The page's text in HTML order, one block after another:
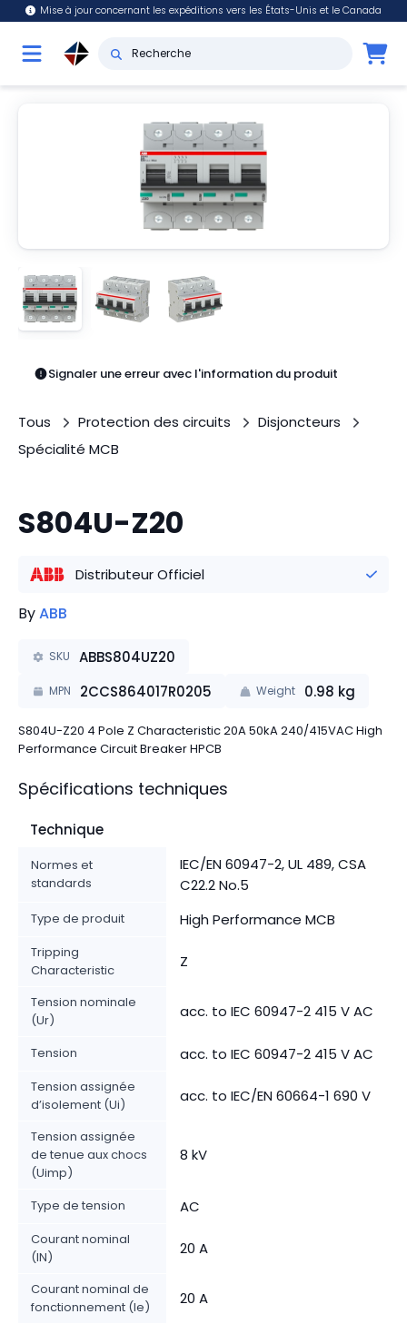
Mise à jour concernant les expéditions vers les États-Unis et le Canada
Signaler une erreur avec l'information du produit
Tous Protection des circuits
Disjoncteurs
Spécialité MCB
S804U-Z20
Distributeur Officiel
ByABB
SKU ABBS804UZ20
MPN 2CCS864017R0205 Weight 0.98 kg
S804U-Z20 4 Pole Z Characteristic 20A 50kA 240/415VAC High
Performance Circuit Breaker HPCB
Spécifications techniques
Technique
Normes et
standards
IEC/EN 60947-2, UL 489, CSA
C22.2 No.5
Type de produit High Performance MCB
Tripping
Characteristic
Z
Tension nominale
(Ur)
acc. to IEC 60947-2 415 V AC
Tension acc. to IEC 60947-2 415 V AC
Tension assignée
d’isolement (Ui)
acc. to IEC/EN 60664-1 690 V
Tension assignée
de tenue aux chocs
(Uimp)
8 kV
Type de tension AC
Courant nominal
(IN)
20 A
Courant nominal de
fonctionnement (Ie)
20 A